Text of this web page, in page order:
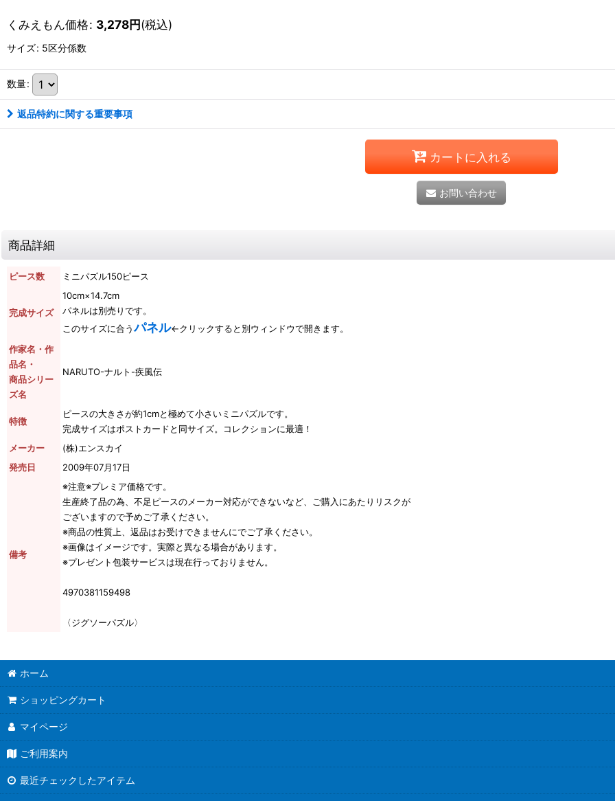
くみえもん価格: 3,278円(税込)
サイズ: 5区分係数
数量:
返品特約に関する重要事項
カートに入れる
お問い合わせ
商品詳細
ピース数 ミニパズル150ピース
完成サイズ
10cm×14.7cm
パネルは別売りです。
このサイズに合うパネル←クリックすると別ウィンドウで開きます。
作家名・作
品名・
商品シリー
ズ名
NARUTO-ナルト-疾風伝
特徴
ピースの大きさが約1cmと極めて小さいミニパズルです。
完成サイズはポストカードと同サイズ。コレクションに最適！
メーカー
(株)エンスカイ
発売日
2009年07月17日
備考
※注意※プレミア価格です。
生産終了品の為、不足ピースのメーカー対応ができないなど、ご購入にあたりリスクが
ございますので予めご了承ください。
※商品の性質上、返品はお受けできませんにでご了承ください。
※画像はイメージです。実際と異なる場合があります。
※プレゼント包装サービスは現在行っておりません。
4970381159498
〈ジグソーパズル〉
ホーム
ショッピングカート
マイページ
ご利用案内
最近チェックしたアイテム